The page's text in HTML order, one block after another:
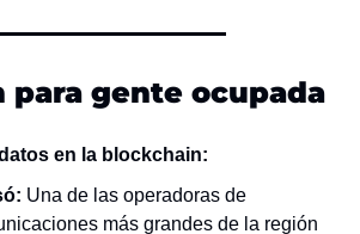
para gente ocupada
en la blockchain:
Una de las operadoras de
más grandes de la región